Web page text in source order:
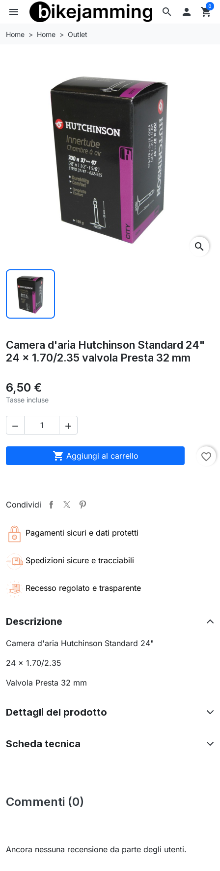
search
menu  shopping_cart
0
Home Home Outlet
search
Camera d'aria Hutchinson Standard 24"
24 x 1.70/2.35 valvola Presta 32 mm
6,50 €
Tasse incluse
 
 Aggiungi al carrello favorite_border
Condividi
Pagamenti sicuri e dati protetti
Spedizioni sicure e tracciabili
Recesso regolato e trasparente
Descrizione
Camera d'aria Hutchinson Standard 24"
24 x 1.70/2.35
Valvola Presta 32 mm
Dettagli del prodotto
Scheda tecnica
Commenti (0)
Ancora nessuna recensione da parte degli utenti.